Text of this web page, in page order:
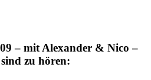
– mit Alexander & Nico –
zu hören: